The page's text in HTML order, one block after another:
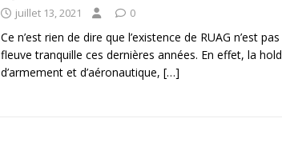
juillet 13, 2021 0
Ce n’est rien de dire que l’existence de RUAG n’est
fleuve tranquille ces dernières années. En effet, la
d’armement et d’aéronautique, […]